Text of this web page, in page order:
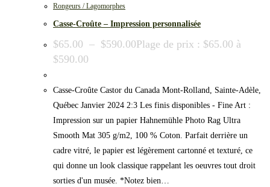
Rongeurs / Lagomorphes
Casse-Croûte – Impression personnalisée
$65.00 – $590.00Plage de prix : $65.00 à
$590.00
Casse-Croûte Castor du Canada Mont-Rolland, Sainte-Adèle,
Québec Janvier 2024 2:3 Les finis disponibles - Fine Art :
Impression sur un papier Hahnemühle Photo Rag Ultra
Smooth Mat 305 g/m2, 100 % Coton. Parfait derrière un
cadre vitré, le papier est légèrement cartonné et texturé, ce
qui donne un look classique rappelant les oeuvres tout droit
sorties d'un musée. *Notez bien…